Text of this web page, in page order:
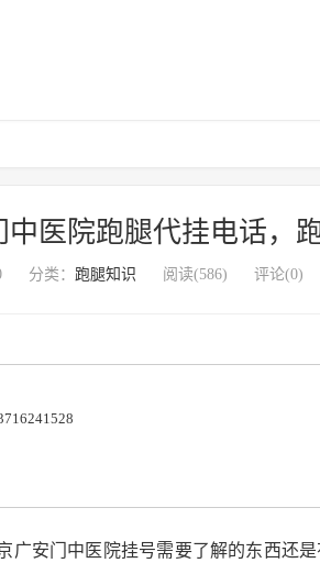
中医院跑腿代挂电话，
分类： 跑腿知识 阅读(586) 评论(0)
广安门中医院挂号需要了解的东西还